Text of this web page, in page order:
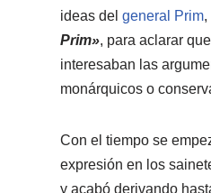
ideas del general Prim,
Prim», para aclarar
interesaban las
monárquicos o
Con el tiempo se
expresión en los
y acabó derivando